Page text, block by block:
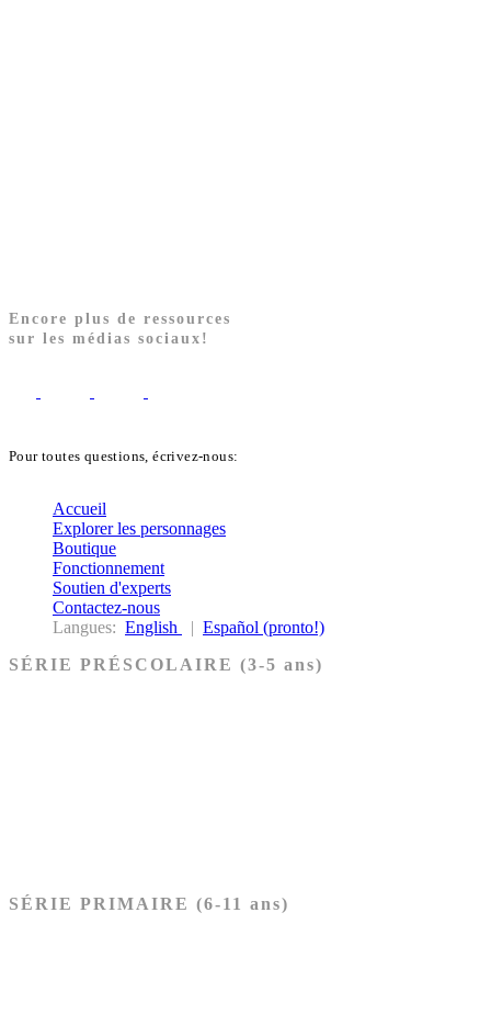
Encore plus de ressources
sur les médias sociaux!
Pour toutes questions, écrivez-nous:
Accueil
Explorer les personnages
Boutique
Fonctionnement
Soutien d'experts
Contactez-nous
Langues: English | Español (pronto!)
SÉRIE PRÉSCOLAIRE (3-5 ans)
SÉRIE PRIMAIRE (6-11 ans)